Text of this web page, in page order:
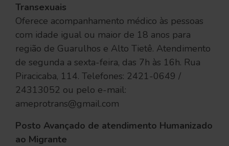
Transexuais
Oferece acompanhamento médico às pessoas
com idade igual ou maior de 18 anos para
região de Guarulhos e Alto Tietê. Atendimento
de segunda a sexta-feira, das 7h às 16h. Rua
Piracicaba, 114. Telefones: 2421-0649 /
24313052 ou pelo e-mail:
ameprotrans@gmail.com
Posto Avançado de atendimento Humanizado
ao Migrante